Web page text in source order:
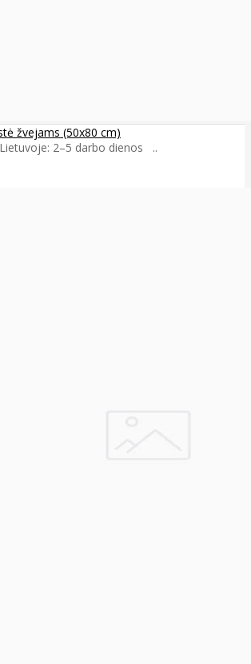
žvejams (50x80 cm)
2–5 darbo dienos ..